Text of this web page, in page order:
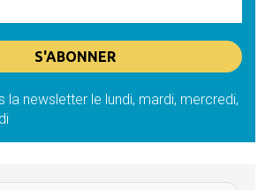
la newsletter le lundi, mardi, mercredi,